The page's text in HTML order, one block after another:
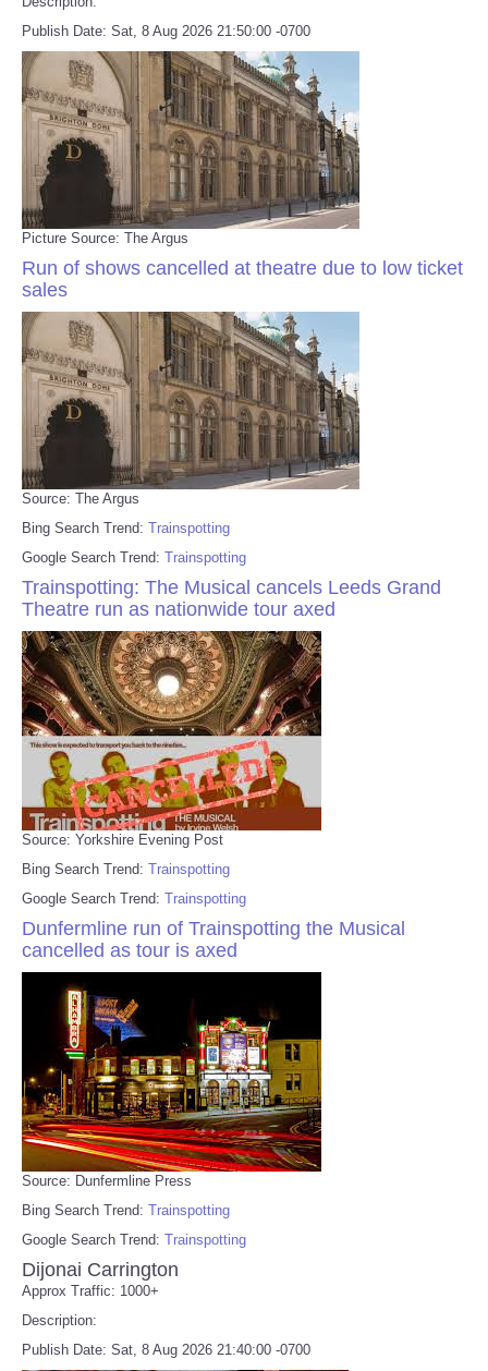
Publish Date: Sat, 8 Aug 2026 21:50:00 -0700
Picture Source: The Argus
Run of shows cancelled at theatre due to low ticket
sales
Source: The Argus
Bing Search Trend: Trainspotting
Google Search Trend: Trainspotting
Trainspotting: The Musical cancels Leeds Grand
Theatre run as nationwide tour axed
Source: Yorkshire Evening Post
Bing Search Trend: Trainspotting
Google Search Trend: Trainspotting
Dunfermline run of Trainspotting the Musical
cancelled as tour is axed
Source: Dunfermline Press
Bing Search Trend: Trainspotting
Google Search Trend: Trainspotting
Dijonai Carrington
Approx Traffic: 1000+
Description:
Publish Date: Sat, 8 Aug 2026 21:40:00 -0700